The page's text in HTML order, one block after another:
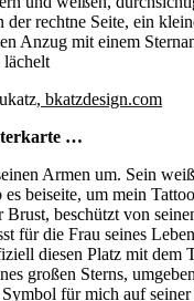
, bkatzdesign.com
…
Armen um. Sein
beiseite, um mein
Brust, beschützt von
für die Frau seines
diesen Platz mit dem
großen Sterns,
für mich auf